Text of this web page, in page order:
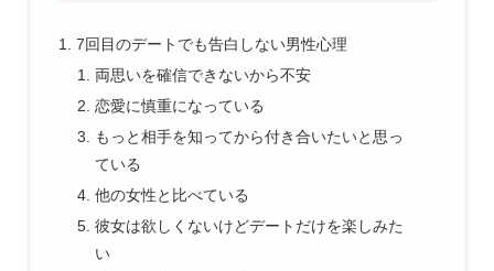
7回目のデートでも告白しない男性心理
両思いを確信できないから不安
恋愛に慎重になっている
もっと相手を知ってから付き合いたいと思っ
ている
他の女性と比べている
彼女は欲しくないけどデートだけを楽しみた
い